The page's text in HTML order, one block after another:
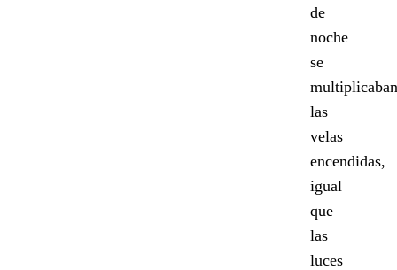
de
noche
se
multiplicaban
las
velas
encendidas,
igual
que
las
luces